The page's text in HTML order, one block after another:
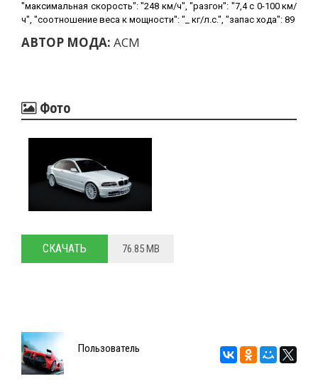
"максимальная скорость": "248 км/ч", "разгон": "7,4 с 0-100 км/
ч", "соотношение веса к мощности": "_ кг/л.с.", "запас хода": 89
АВТОР МОДА: ACM
Фото
СКАЧАТЬ 76.85 MB
Пользователь